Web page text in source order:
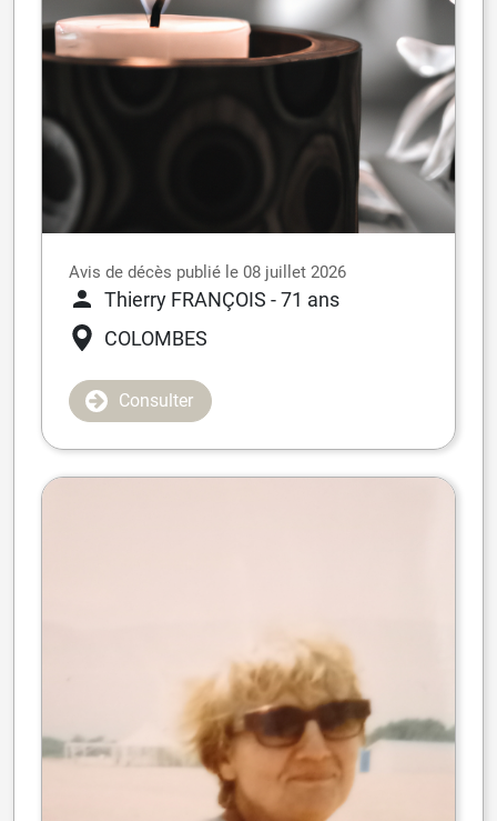
Avis de décès publié le 08 juillet 2026
Thierry FRANÇOIS - 71 ans
COLOMBES
Consulter